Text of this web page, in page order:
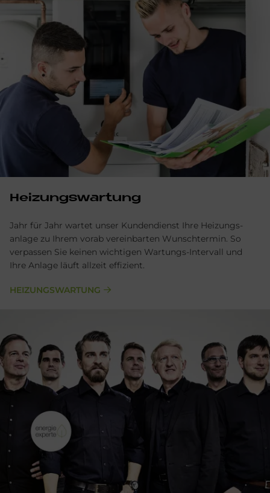
Hei­zungs­war­tung
Jahr für Jahr wartet unser Kunden­dienst Ihre Heizungs­
anlage zu Ihrem vorab verein­barten Wunsch­termin. So
verpassen Sie keinen wichtigen Wartungs-Intervall und
Ihre Anlage läuft allzeit effizient.
HEIZUNGSWARTUNG